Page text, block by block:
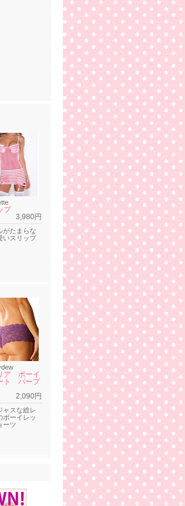
プ
3,980円
がたまらな
いスリップ
ア ボーイ
ト パープ
2,090円
ャスな総レ
ボーイレッ
ーツ